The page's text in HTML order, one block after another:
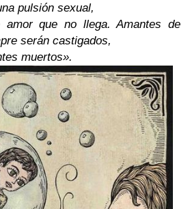
pulsión sexual,
amor que no llega. Amantes de
serán castigados,
muertos».